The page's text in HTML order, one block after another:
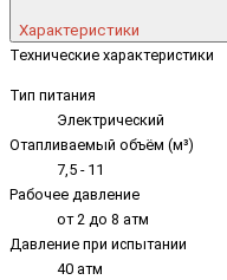
Характеристики
Технические характеристики
Тип питания
Электрический
Отапливаемый объём (м³)
7,5 - 11
Рабочее давление
от 2 до 8 атм
Давление при испытании
40 атм